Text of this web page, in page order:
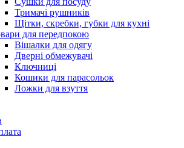
Тримачі рушників
Щітки, скребки, губки для кухні
для передпокою
Вішалки для одягу
Дверні обмежувачі
Ключниці
Кошики для парасольок
Ложки для взуття